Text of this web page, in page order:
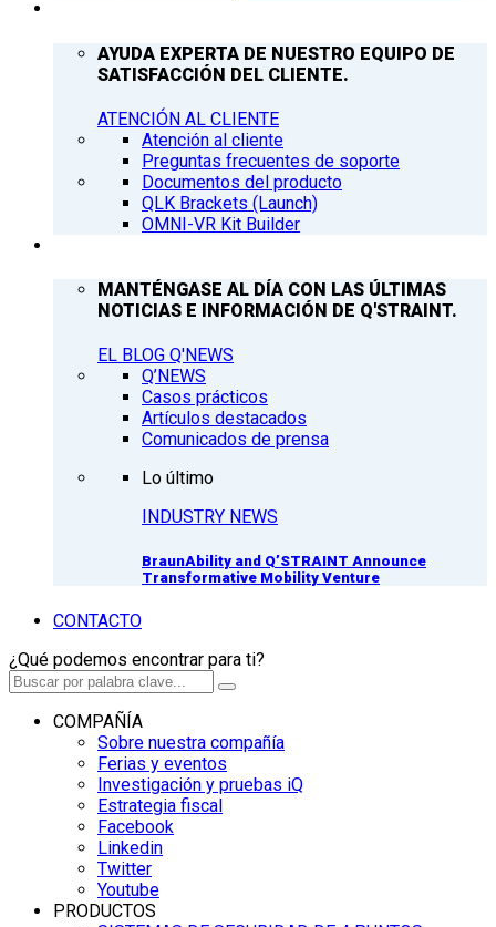
AYUDA EXPERTA DE NUESTRO EQUIPO DE
SATISFACCIÓN DEL CLIENTE.
ATENCIÓN AL CLIENTE
Atención al cliente
Preguntas frecuentes de soporte
Documentos del producto
QLK Brackets (Launch)
OMNI-VR Kit Builder
MANTÉNGASE AL DÍA CON LAS ÚLTIMAS
NOTICIAS E INFORMACIÓN DE Q'STRAINT.
EL BLOG Q'NEWS
Q’NEWS
Casos prácticos
Artículos destacados
Comunicados de prensa
Lo último
INDUSTRY NEWS
BraunAbility and Q’STRAINT Announce
Transformative Mobility Venture
CONTACTO
¿Qué podemos encontrar para ti?
COMPAÑÍA
Sobre nuestra compañía
Ferias y eventos
Investigación y pruebas iQ
Estrategia fiscal
Facebook
Linkedin
Twitter
Youtube
PRODUCTOS